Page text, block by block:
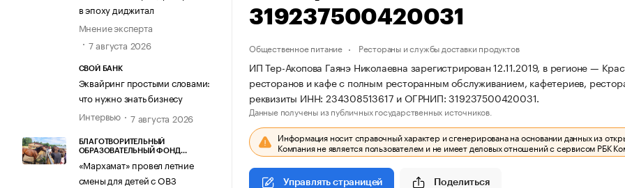
в эпоху диджитал
Мнение эксперта
7 августа 2026
СВОЙ БАНК
Эквайринг простыми словами:
что нужно знать бизнесу
Интервью
7 августа 2026
БЛАГОТВОРИТЕЛЬНЫЙ
ОБРАЗОВАТЕЛЬНЫЙ ФОНД
«Мархамат» провел летние
смены для детей с ОВЗ
319237500420031
Общественное питание Рестораны и службы доставки продуктов
ИП Тер-Акопова Гаянэ Николаевна зарегистрирован 12.11.2019, в регионе —
ресторанов и кафе с полным ресторанным обслуживанием, кафетериев,
реквизиты ИНН: 234308513617 и ОГРНИП: 319237500420031.
Данные получены из публичных государственных источников.
Информация носит справочный характер и сгенерирована на основании данных из
Компания не является пользователем и не имеет деловых отношений с сервисом РБК
Управлять страницей Поделиться